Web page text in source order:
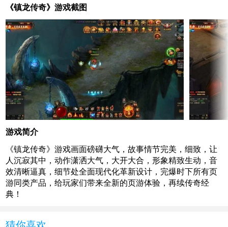
《镇龙传奇》游戏截图
游戏简介
《镇龙传奇》游戏画面磅礴大气，故事情节完美，细致，让
人沉寂其中，动作潇洒大气，大开大合，形象精致生动，音
效清晰逼真，细节处全面现代化革新设计，完爆时下所有页
游同类产品，给玩家们带来全新的页游体验，再续传奇经
典！